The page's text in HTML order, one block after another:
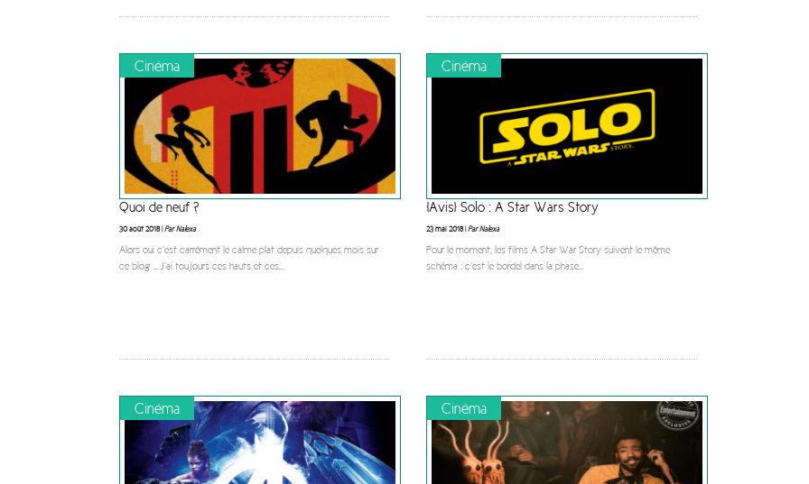
Cinéma
Quoi de neuf ?
30 août 2018 |Par Nalexa
Alors oui c’est carrément le calme plat depuis quelques mois sur
ce blog … J’ai toujours ces hauts et ces...
Cinéma
[Avis] Solo : A Star Wars Story
23 mai 2018 |Par Nalexa
Pour le moment, les films A Star War Story suivent le même
schéma : c’est le bordel dans la phase...
Cinéma Cinéma